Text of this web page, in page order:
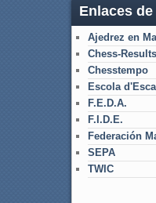
Enlaces
Ajedrez en
Chess-Results
Chesstempo
Escola
F.E.D.A.
F.I.D.E.
Federación
SEPA
TWIC